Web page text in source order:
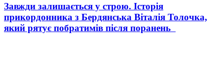
Завжди залишається у строю. Історія
прикордонника з Бердянська Віталія Толочка,
який рятує побратимів після поранень